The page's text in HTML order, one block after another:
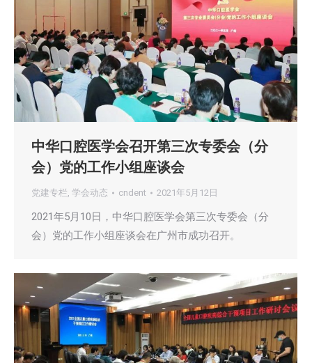
中华口腔医学会召开第三次专委会（分
会）党的工作小组座谈会
党建专栏, 学会动态 cndent 2021年5月12日
2021年5月10日，中华口腔医学会第三次专委会（分
会）党的工作小组座谈会在广州市成功召开。